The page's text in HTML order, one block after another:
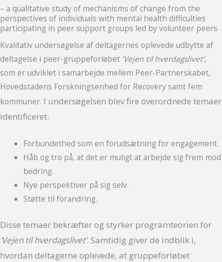
– a qualitative study of mechanisms of change from the
perspectives of individuals with mental health difficulties
participating in peer support groups led by volunteer peers
Kvalitativ undersøgelse af deltagernes oplevede udbytte af
deltagelse i peer-gruppeforløbet ’Vejen til hverdagslivet’,
som er udviklet i samarbejde mellem Peer-Partnerskabet,
Hovedstadens Forskningsenhed for Recovery samt fem
kommuner. I undersøgelsen blev fire overordnede temaer
identificeret:
Forbundethed som en forudsætning for engagement.
Håb og tro på, at det er muligt at arbejde sig frem mod
bedring.
Nye perspektiver på sig selv.
Støtte til forandring.
Disse temaer bekræfter og styrker programteorien for
‘Vejen til hverdagslivet’. Samtidig giver de indblik i,
hvordan deltagerne oplevede, at gruppeforløbet